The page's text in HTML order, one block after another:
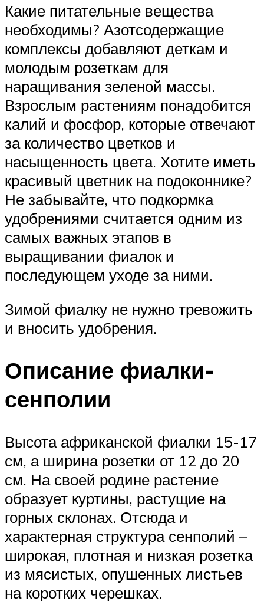
Какие питательные вещества
необходимы? Азотсодержащие
комплексы добавляют деткам и
молодым розеткам для
наращивания зеленой массы.
Взрослым растениям понадобится
калий и фосфор, которые отвечают
за количество цветков и
насыщенность цвета. Хотите иметь
красивый цветник на подоконнике?
Не забывайте, что подкормка
удобрениями считается одним из
самых важных этапов в
выращивании фиалок и
последующем уходе за ними.
Зимой фиалку не нужно тревожить
и вносить удобрения.
Описание фиалки-
сенполии
Высота африканской фиалки 15-17
см, а ширина розетки от 12 до 20
см. На своей родине растение
образует куртины, растущие на
горных склонах. Отсюда и
характерная структура сенполий –
широкая, плотная и низкая розетка
из мясистых, опушенных листьев
на коротких черешках.